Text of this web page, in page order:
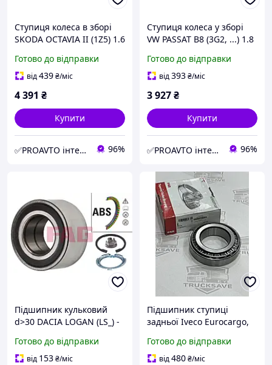
Ступиця колеса в зборі
SKODA OCTAVIA II (1Z5) 1.6
FRONT (L/R) FG 713 6109
90
Готово до відправки
від439₴/міс
4 391 ₴
Купити
✅PROAVTO інтернет-магазин автозапчастин 96%
Ступиця колеса у зборі
VW PASSAT B8 (3G2, ...) 1.8
(L/R) FG 713 6109 80
Готово до відправки
від393₴/міс
3 927₴
Купити
✅PROAVTO інтернет-магазин автозапчастин 96%
Підшипник кульковий
d>30 DACIA LOGAN (LS_) -
FG 713 6308 40
Готово до відправки
від 153₴/міс
Підшипник ступиці
задньої Iveco Eurocargo,
85х150х40,3
Готово до відправки
від480₴/міс